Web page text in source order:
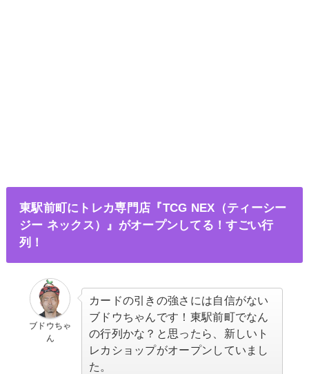
東駅前町にトレカ専門店『TCG NEX（ティーシー
ジー ネックス）』がオープンしてる！すごい行
列！
ブドウちゃ
ん
カードの引きの強さには自信がない
ブドウちゃんです！東駅前町でなん
の行列かな？と思ったら、新しいト
レカショップがオープンしていまし
た。